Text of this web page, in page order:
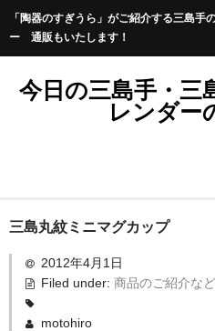
「陶器のすぎうら」がご紹介する三島手
ー 通販もいたします！
今日の三島手・三
レンダー
三島丸紋ミニマグカップ
2012年4月1日
Filed under: 商品のご紹介など
motohiro